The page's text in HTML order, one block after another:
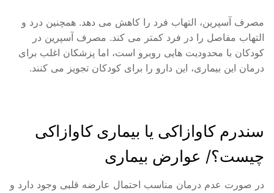
مصرف آسپرین، التهاب فرد را کاهش می دهد. همچنین درد و
التهاب مفاصل را در فرد کمتر می کند. مصرف آسپرین در
کودکان با محدودیت هایی روبرو است، اما پزشکان اغلب برای
درمان این بیماری، این دارو را برای کودکان تجویز می کنند.
سندرم کاوازاکی یا بیماری کاوازاکی
چیست؟/ عوارض بیماری
در صورت عدم درمان مناسب احتمال عارضه قلبی وجود دارد و